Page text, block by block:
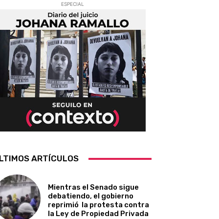
ESPECIAL
ARTÍCULOS
Mientras el Senado sigue
debatiendo, el gobierno
reprimió la protesta contra
la Ley de Propiedad Privada